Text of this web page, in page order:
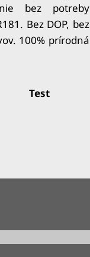
bez potreby
Bez DOP, bez
100% prírodná
Test